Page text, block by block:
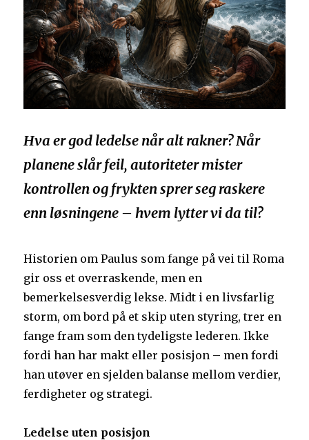
Hva er god ledelse når alt rakner? Når
planene slår feil, autoriteter mister
kontrollen og frykten sprer seg raskere
enn løsningene – hvem lytter vi da til?
Historien om Paulus som fange på vei til Roma
gir oss et overraskende, men en
bemerkelsesverdig lekse. Midt i en livsfarlig
storm, om bord på et skip uten styring, trer en
fange fram som den tydeligste lederen. Ikke
fordi han har makt eller posisjon – men fordi
han utøver en sjelden balanse mellom verdier,
ferdigheter og strategi.
Ledelse uten posisjon